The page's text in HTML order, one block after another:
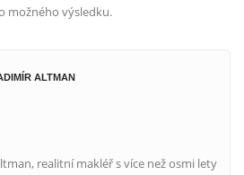
možného výsledku.
ALTMAN
realitní makléř s více než osmi lety